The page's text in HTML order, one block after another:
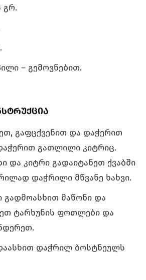
გრ.
– გემოვნებით.
გაფცქვენით და დაჭერით
გათლილი კიტრიც.
და კიტრი გადაიტანეთ ქვაბში
დაჭრილი მწვანე ხახვი.
გადმოასხით მაწონი და
ტარხუნის ფოთლები და
დაჭრილ ბოსტნეულს